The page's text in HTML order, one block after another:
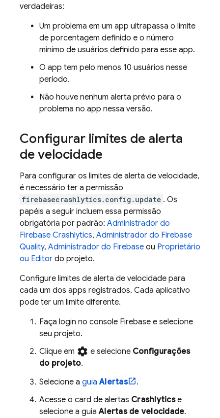
verdadeiras:
Um problema em um app ultrapassa o limite
de porcentagem definido e o número
mínimo de usuários definido para esse app.
O app tem pelo menos 10 usuários nesse
período.
Não houve nenhum alerta prévio para o
problema no app nessa versão.
Configurar limites de alerta
de velocidade
Para configurar os limites de alerta de velocidade,
é necessário ter a permissão
firebasecrashlytics.config.update . Os
papéis a seguir incluem essa permissão
obrigatória por padrão: Administrador do
Firebase Crashlytics, Administrador do Firebase
Quality, Administrador do Firebase ou Proprietário
ou Editor do projeto.
Configure limites de alerta de velocidade para
cada um dos apps registrados. Cada aplicativo
pode ter um limite diferente.
Faça login no console Firebase e selecione
seu projeto.
Clique em settings e selecione Configurações
do projeto.
Selecione a guiaAlertas
.
Acesse o card de alertas Crashlyticse
selecione a guiaAlertas de velocidade.